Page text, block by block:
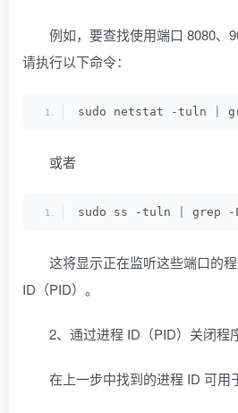
例如，要查找使用端口 8080、
请执行以下命令：
sudo netstat -tuln
或者
sudo ss -tuln grep -
这将显示正在监听这些端口的
ID（PID）。
2、通过进程 ID（PID）关闭程
在上一步中找到的进程 ID 可用